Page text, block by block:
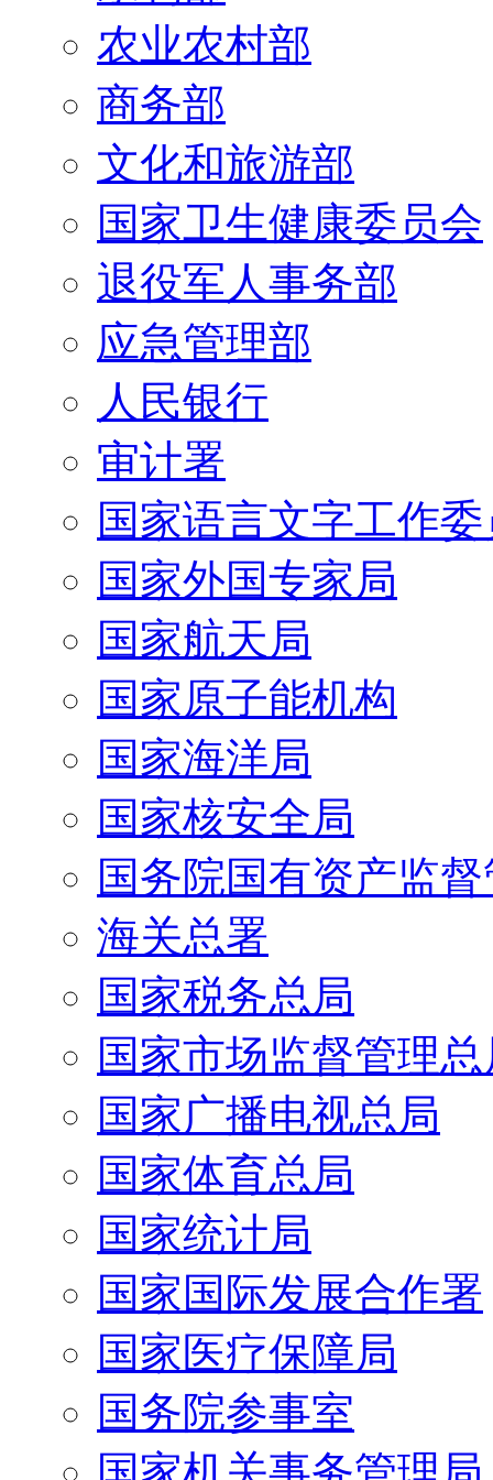
农业农村部
商务部
文化和旅游部
国家卫生健康委员会
退役军人事务部
应急管理部
人民银行
审计署
国家语言文字工作
国家外国专家局
国家航天局
国家原子能机构
国家海洋局
国家核安全局
国务院国有资产监
海关总署
国家税务总局
国家市场监督管理
国家广播电视总局
国家体育总局
国家统计局
国家国际发展合作署
国家医疗保障局
国务院参事室